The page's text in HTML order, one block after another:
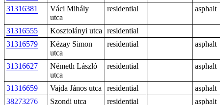
31316381
Váci Mihály
utca
residential asphalt
31316555 Kosztolányi utca
residential
31316579
Kézay Simon
utca
residential asphalt
31316627
Németh László
utca
residential asphalt
31316659 Vajda János utca residential
asphalt
38273276
Szondi utca residential asphalt